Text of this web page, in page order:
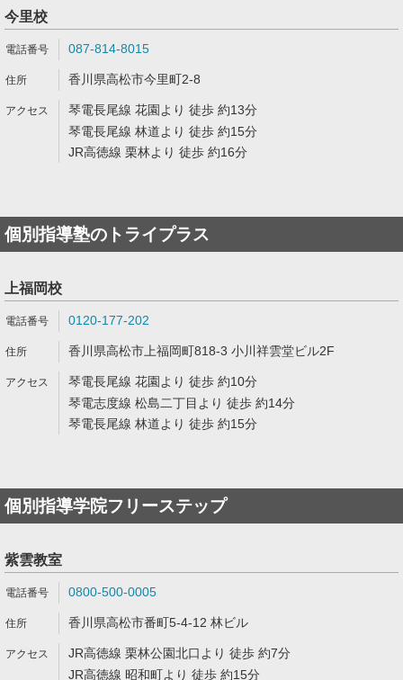
今里校
087-814-8015
香川県高松市今里町2-8
琴電長尾線 花園より 徒歩 約13分
琴電長尾線 林道より 徒歩 約15分
JR高徳線 栗林より 徒歩 約16分
個別指導塾のトライプラス
上福岡校
0120-177-202
香川県高松市上福岡町818-3 小川祥雲堂ビル2F
琴電長尾線 花園より 徒歩 約10分
琴電志度線 松島二丁目より 徒歩 約14分
琴電長尾線 林道より 徒歩 約15分
個別指導学院フリーステップ
紫雲教室
0800-500-0005
香川県高松市番町5-4-12 林ビル
JR高徳線 栗林公園北口より 徒歩 約7分
JR高徳線 昭和町より 徒歩 約15分